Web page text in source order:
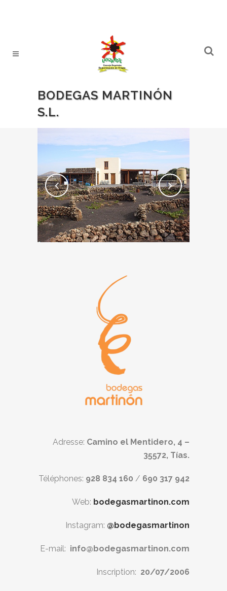
BODEGAS MARTINÓN
S.L.
Adresse: Camino el Mentidero, 4 –
35572, Tías.
Téléphones: 928 834 160 / 690 317 942
Web: bodegasmartinon.com
Instagram: @bodegasmartinon
E-mail: info@bodegasmartinon.com
Inscription: 20/07/2006